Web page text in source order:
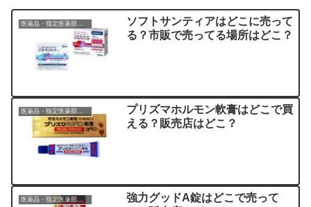
ソフトサンティアはどこに売って
る？市販で売ってる場所はどこ？
医薬品・指定医薬部外品
プリズマホルモン軟膏はどこで買
える？販売店はどこ？
医薬品・指定医薬部外品
強力グッドA錠はどこで売って